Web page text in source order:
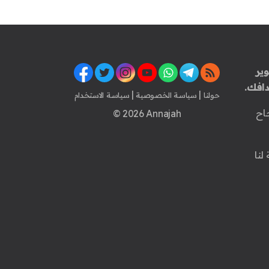
حولنا | سياسة الخصوصية | سياسة الاستخدام
© 2026 Annajah